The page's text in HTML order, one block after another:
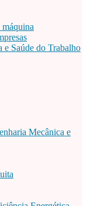
e Saúde do Trabalho
Mecânica e